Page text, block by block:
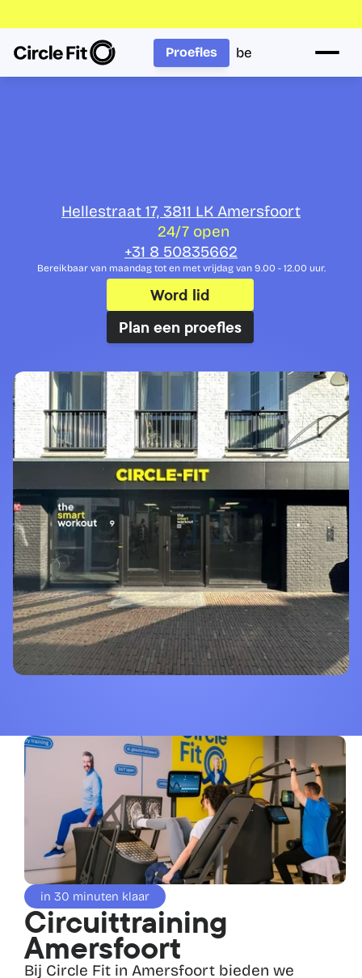
be
Proefles
Hellestraat 17, 3811 LK Amersfoort
24/7 open
+31 8 50835662
Bereikbaar van maandag tot en met vrijdag van 9.00 - 12.00 uur.
Word lid
Plan een proefles
in 30 minuten klaar
Circuittraining
Amersfoort
Bij Circle Fit in Amersfoort bieden we